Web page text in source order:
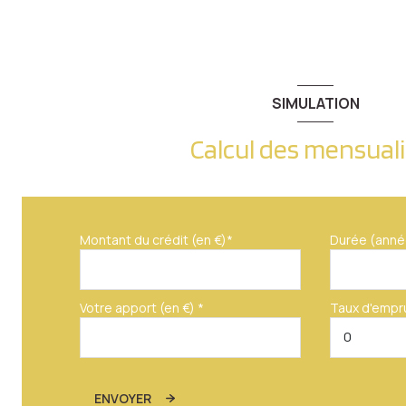
SIMULATION
Calcul des
Montant du crédit (en €)* Durée
Votre apport (en €) * Taux
ENVOYER